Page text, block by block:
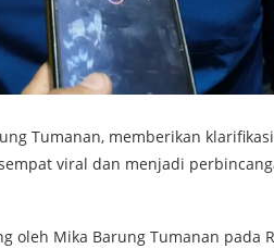
Tumanan, memberikan
viral dan menjadi
oleh Mika Barung Tumanan pada